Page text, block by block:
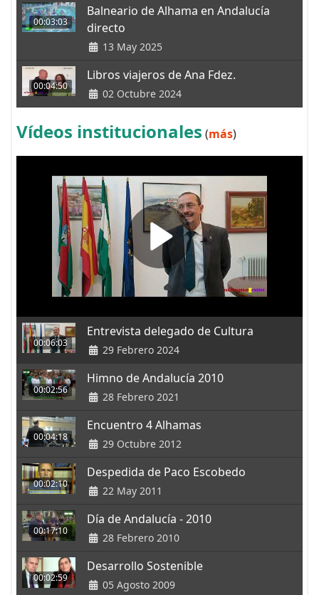
00:03:03
Balneario de Alhama en Andalucía
directo
13 May 2025
00:04:50
Libros viajeros de Ana Fdez.
02 Octubre 2024
Vídeos institucionales (más)
00:06:03
Entrevista delegado de Cultura
29 Febrero 2024
00:02:56
Himno de Andalucía 2010
28 Febrero 2021
00:04:18
Encuentro 4 Alhamas
29 Octubre 2012
00:02:10
Despedida de Paco Escobedo
22 May 2011
00:17:10
Día de Andalucía - 2010
28 Febrero 2010
00:02:59
Desarrollo Sostenible
05 Agosto 2009